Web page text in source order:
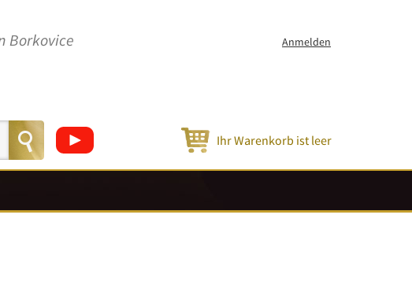
Borkovice
Anmelden
Ihr Warenkorb ist leer